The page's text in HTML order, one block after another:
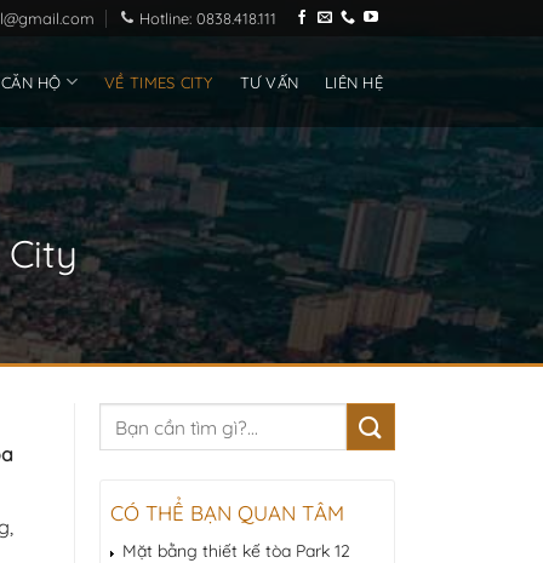
Hotline: 0838.418.111
HỘ VỀ TIMES CITY TƯ VẤN LIÊN HỆ
CÓ THỂ BẠN QUAN TÂM
Mặt bằng thiết kế tòa Park 12